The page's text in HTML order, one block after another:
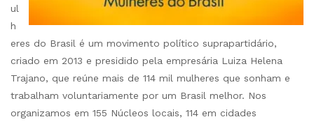
ul
h
eres do Brasil é um movimento político suprapartidário,
criado em 2013 e presidido pela empresária Luiza Helena
Trajano, que reúne mais de 114 mil mulheres que sonham e
trabalham voluntariamente por um Brasil melhor. Nos
organizamos em 155 Núcleos locais, 114 em cidades